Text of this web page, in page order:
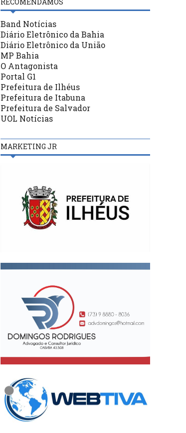
Band Notícias
Diário Eletrônico da Bahia
Diário Eletrônico da União
MP Bahia
O Antagonista
Portal G1
Prefeitura de Ilhéus
Prefeitura de Itabuna
Prefeitura de Salvador
UOL Notícias
MARKETING JR